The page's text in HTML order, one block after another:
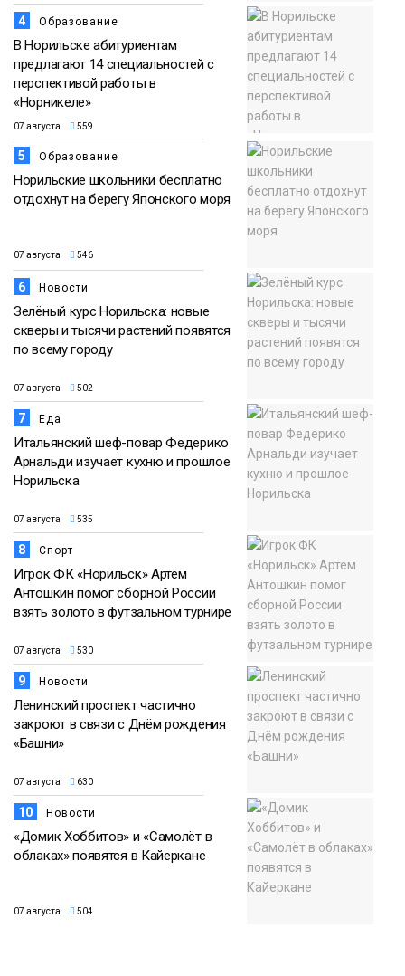
4 Образование
В Норильске абитуриентам
предлагают 14 специальностей с
перспективой работы в
«Норникеле»
07 августа 559
5 Образование
Норильские школьники бесплатно
отдохнут на берегу Японского моря
07 августа 546
6 Новости
Зелёный курс Норильска: новые
скверы и тысячи растений появятся
по всему городу
07 августа 502
7 Еда
Итальянский шеф-повар Федерико
Арнальди изучает кухню и прошлое
Норильска
07 августа 535
8 Спорт
Игрок ФК «Норильск» Артём
Антошкин помог сборной России
взять золото в футзальном турнире
07 августа 530
9 Новости
Ленинский проспект частично
закроют в связи с Днём рождения
«Башни»
07 августа 630
10 Новости
«Домик Хоббитов» и «Самолёт в
облаках» появятся в Кайеркане
07 августа 504